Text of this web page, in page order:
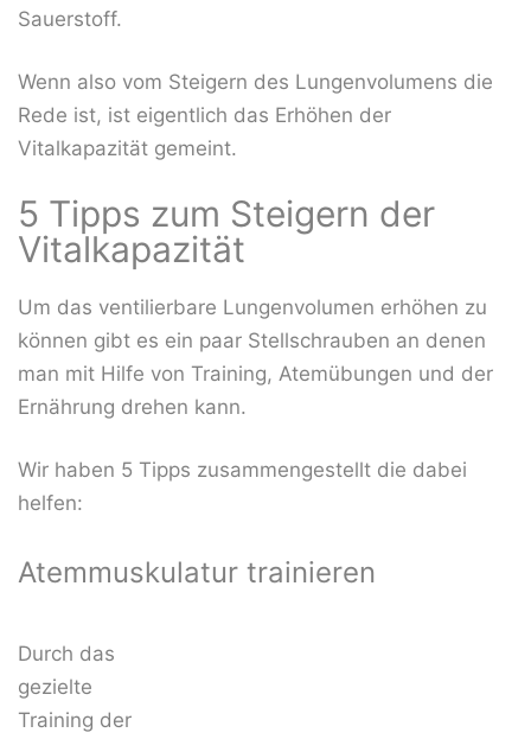
Sauerstoff.
Wenn also vom Steigern des Lungenvolumens die
Rede ist, ist eigentlich das Erhöhen der
Vitalkapazität gemeint.
5 Tipps zum Steigern der
Vitalkapazität
Um das ventilierbare Lungenvolumen erhöhen zu
können gibt es ein paar Stellschrauben an denen
man mit Hilfe von Training, Atemübungen und der
Ernährung drehen kann.
Wir haben 5 Tipps zusammengestellt die dabei
helfen:
Atemmuskulatur trainieren
Durch das
gezielte
Training der